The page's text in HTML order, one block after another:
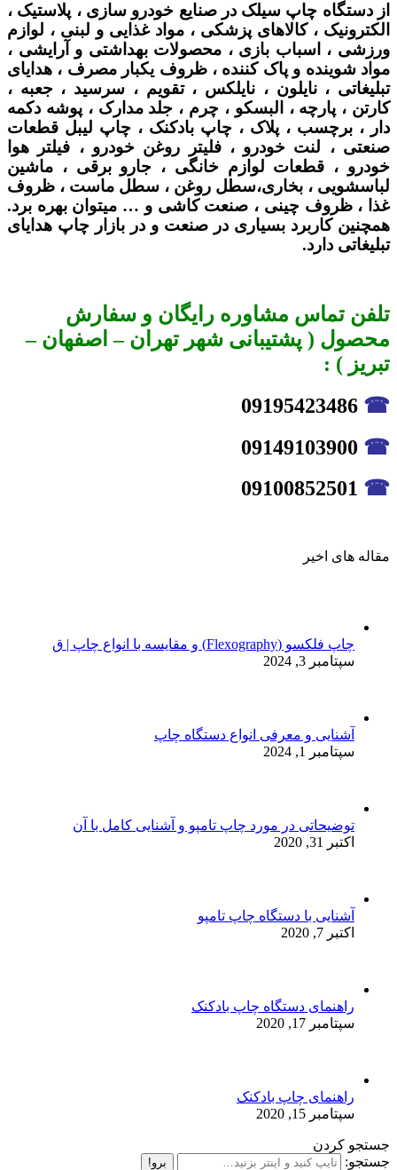
از دستگاه چاپ سیلک در صنایع خودرو سازی ، پلاستیک ،
الکترونیک ، کالاهای پزشکی ، مواد غذایی و لبنی ، لوازم
ورزشی ، اسباب بازی ، محصولات بهداشتی و آرایشی ،
مواد شوینده و پاک کننده ، ظروف یکبار مصرف ، هدایای
تبلیغاتی ، نایلون ، نایلکس ، تقویم ، سرسید ، جعبه ،
کارتن ، پارچه ، البسکو ، چرم ، جلد مدارک ، پوشه دکمه
دار ، برچسب ، پلاک ، چاپ بادکنک ، چاپ لیبل قطعات
صنعتی ، لنت خودرو ، فلیتر روغن خودرو ، فیلتر هوا
خودرو ، قطعات لوازم خانگی ، جارو برقی ، ماشین
لباسشویی ، بخاری،سطل روغن ، سطل ماست ، ظروف
غذا ، ظروف چینی ، صنعت کاشی و … میتوان بهره برد.
همچنین کاربرد بسیاری در صنعت و در بازار چاپ هدایای
تبلیغاتی دارد.
تلفن تماس مشاوره رایگان و سفارش
محصول ( پشتیبانی شهر تهران – اصفهان –
تبریز ) :
☎
☎
☎
مقاله های اخیر
چاپ فلکسو (Flexography) و مقایسه با انواع چاپ | ق
سپتامبر 3, 2024
آشنایی و معرفی انواع دستگاه چاپ
سپتامبر 1, 2024
توضیحاتی در مورد چاپ تامپو و آشنایی کامل با آن
اکتبر 31, 2020
آشنایی با دستگاه چاپ تامپو
اکتبر 7, 2020
راهنمای دستگاه چاپ بادکنک
سپتامبر 17, 2020
راهنمای چاپ بادکنک
سپتامبر 15, 2020
جستجو کردن
جستجو: